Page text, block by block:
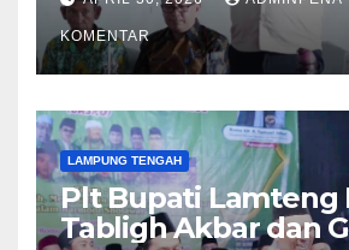
KOMENTAR
LAMPUNG TENGAH
Plt Bupati Lamteng
Tabligh Akbar dan